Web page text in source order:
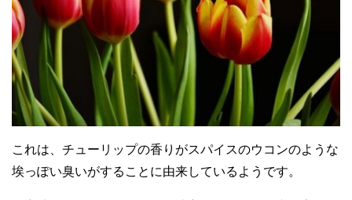
これは、チューリップの香りがスパイスのウコンのような
埃っぽい臭いがすることに由来しているようです。